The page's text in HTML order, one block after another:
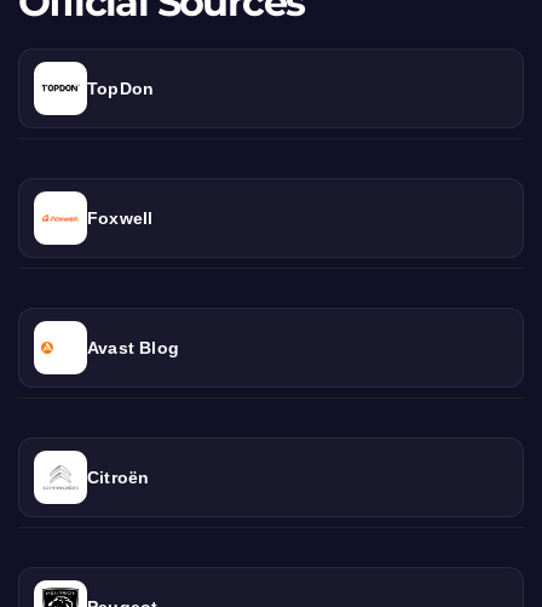
TopDon
Foxwell
Avast Blog
Citroën